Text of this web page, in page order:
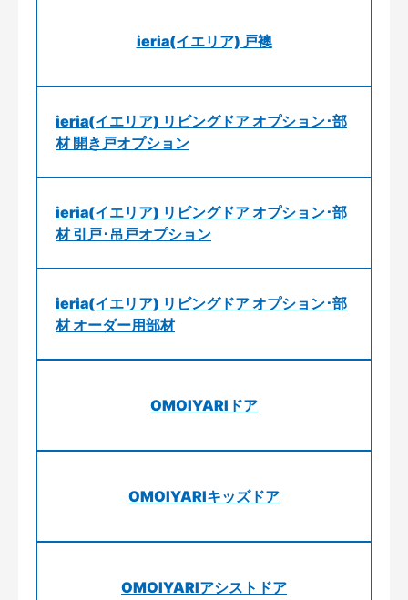
ieria(イエリア) 戸襖
ieria(イエリア) リビングドア オプション･部
材 開き戸オプション
ieria(イエリア) リビングドア オプション･部
材 引戸･吊戸オプション
ieria(イエリア) リビングドア オプション･部
材 オーダー用部材
OMOIYARIドア
OMOIYARIキッズドア
OMOIYARIアシストドア